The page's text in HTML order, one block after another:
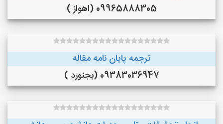
09965888305 (اهواز )
ترجمه پایان نامه مقاله
09383036947 (بجنورد )